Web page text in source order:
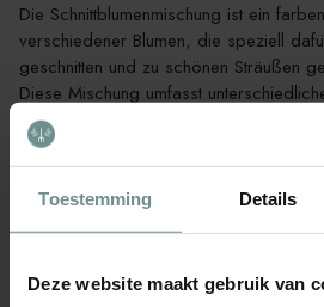
Toestemming Details
Deze website maakt gebruik van
Die Schnittblumenmischung ist ein
verschiedener Blumen, die speziell
geschnitten und zu schönen Sträußen
Diese Mischung umfasst
und Wuchshöhen, sodass Sie die
einzigartigen und ansprechenden
Freuen Sie sich auf ein harmonisches
sommerlicher Blumen wie
Löwenmäulchen und mehr. Diese
Schnittblumen, mit denen Sie Ihr